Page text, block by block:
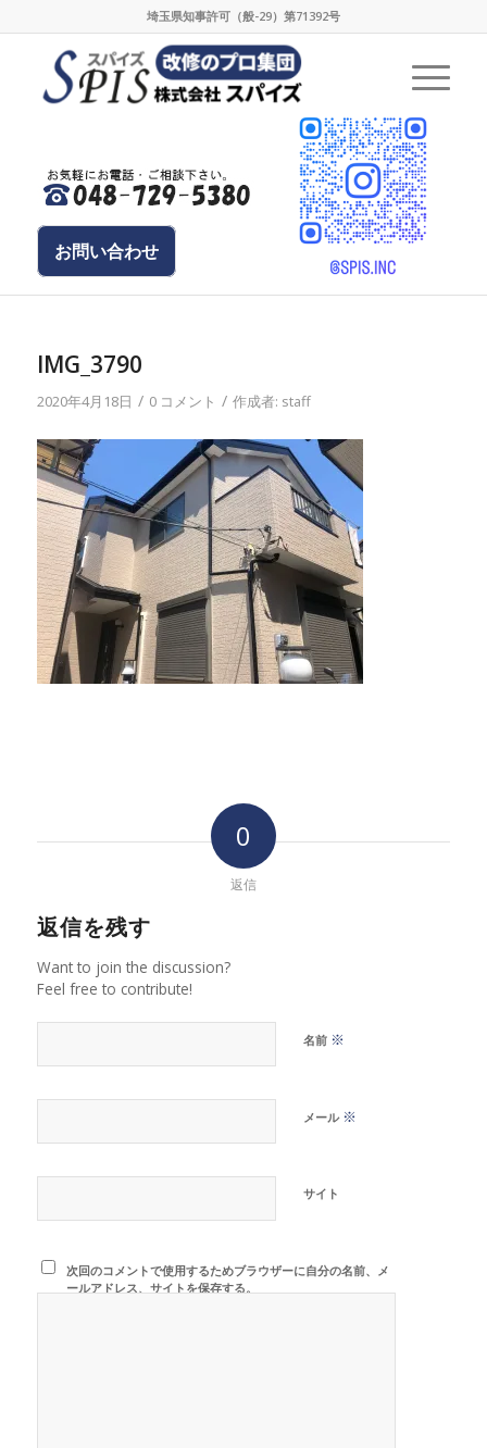
埼玉県知事許可（般-29）第71392号
お問い合わせ
IMG_3790
2020年4月18日 / 0 コメント / 作成者: staff
0
返信
返信を残す
Want to join the discussion?
Feel free to contribute!
名前 ※
メール ※
サイト
次回のコメントで使用するためブラウザーに自分の名前、メ
ールアドレス、サイトを保存する。